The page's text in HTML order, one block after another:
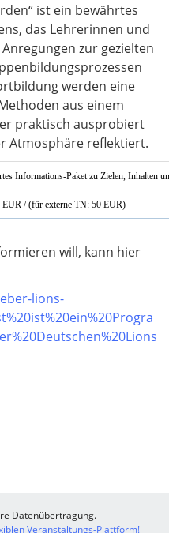
ist ein bewährtes
das Lehrerinnen und
zur gezielten
werden eine
aus einem
praktisch ausprobiert
Atmosphäre reflektiert.
Informations-Paket zu Zielen, Inhalten
EUR / (für externe TN: 50 EUR)
will, kann hier
lions-
Datenübertragung.
Veranstaltungs-Plattform!